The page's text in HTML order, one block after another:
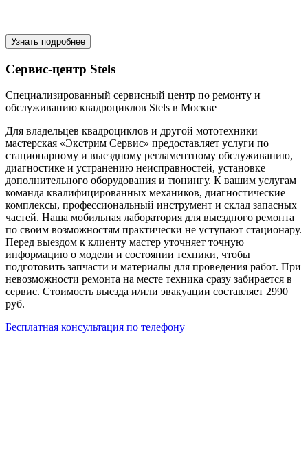
Узнать подробнее
Сервис-центр Stels
Специализированный сервисный центр по ремонту и
обслуживанию квадроциклов Stels в Москве
Для владельцев квадроциклов и другой мототехники
мастерская «Экстрим Сервис» предоставляет услуги по
стационарному и выездному регламентному обслуживанию,
диагностике и устранению неисправностей, установке
дополнительного оборудования и тюнингу. К вашим услугам
команда квалифицированных механиков, диагностические
комплексы, профессиональный инструмент и склад запасных
частей. Наша мобильная лаборатория для выездного ремонта
по своим возможностям практически не уступают стационару.
Перед выездом к клиенту мастер уточняет точную
информацию о модели и состоянии техники, чтобы
подготовить запчасти и материалы для проведения работ. При
невозможности ремонта на месте техника сразу забирается в
сервис. Стоимость выезда и/или эвакуации составляет 2990
руб.
Бесплатная консультация по телефону